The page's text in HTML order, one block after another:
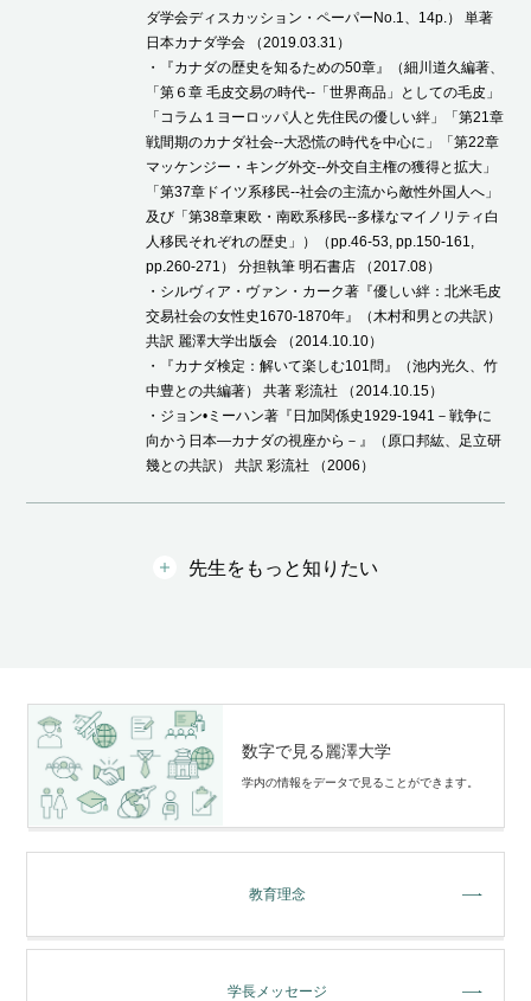
ダ学会ディスカッション・ペーパーNo.1、14p.） 単著
日本カナダ学会 （2019.03.31）
・『カナダの歴史を知るための50章』（細川道久編著、
「第６章 毛皮交易の時代--「世界商品」としての毛皮」
「コラム１ヨーロッパ人と先住民の優しい絆」「第21章
戦間期のカナダ社会--大恐慌の時代を中心に」「第22章
マッケンジー・キング外交--外交自主権の獲得と拡大」
「第37章ドイツ系移民--社会の主流から敵性外国人へ」
及び「第38章東欧・南欧系移民--多様なマイノリティ白
人移民それぞれの歴史」）（pp.46-53, pp.150-161,
pp.260-271） 分担執筆 明石書店 （2017.08）
・シルヴィア・ヴァン・カーク著『優しい絆：北米毛皮
交易社会の女性史1670-1870年』（木村和男との共訳）
共訳 麗澤大学出版会 （2014.10.10）
・『カナダ検定：解いて楽しむ101問』（池内光久、竹
中豊との共編著） 共著 彩流社 （2014.10.15）
・ジョン•ミーハン著『日加関係史1929-1941－戦争に
向かう日本—カナダの視座から－』（原口邦紘、足立研
幾との共訳） 共訳 彩流社 （2006）
先生をもっと知りたい
数字で見る麗澤大学
学内の情報をデータで⾒ることができます。
教育理念
学長メッセージ